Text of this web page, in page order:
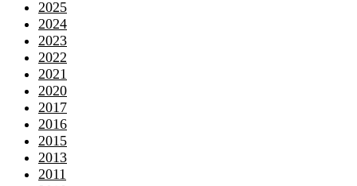
2025
2024
2023
2022
2021
2020
2017
2016
2015
2013
2011